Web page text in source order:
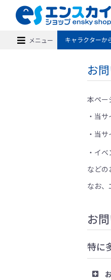
メニュー キャラクターか
お
本ペー
当サ
当サ
イベ
などの
なお、
お
特に